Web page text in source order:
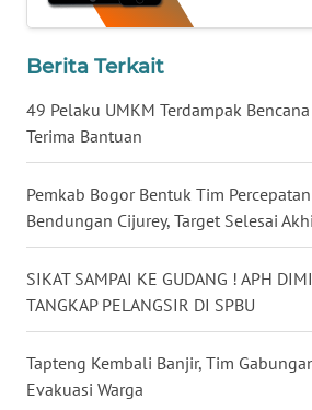
Berita Terkait
49 Pelaku UMKM Terdampak
Terima Bantuan
Pemkab Bogor Bentuk Tim
Bendungan Cijurey, Target Selesai
SIKAT SAMPAI KE GUDANG ! APH
TANGKAP PELANGSIR DI SPBU
Tapteng Kembali Banjir, Tim
Evakuasi Warga
WN
WN
JOGJA
WN
JATIM
WN
KALBAR